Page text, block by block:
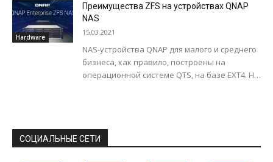
düym ekran, 4150 mAh tutumlu bir batareya...
Hardware
Преимущества ZFS на устройствах QNAP
NAS
15.03.2021
NAS-устройства QNAP для малого и среднего
бизнеса, как правило, построены на
операционной системе QTS, на базе EXT4. Но
СОЦИАЛЬНЫЕ СЕТИ